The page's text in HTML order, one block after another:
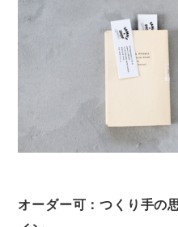
オーダー可：つくり手の